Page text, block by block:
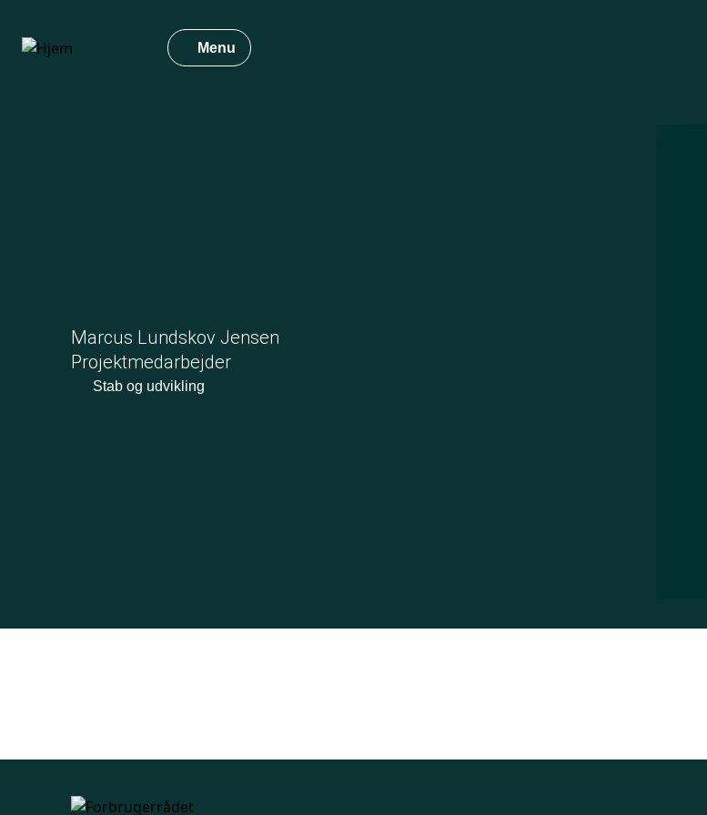
hovedindhold
Menu
Marcus Lundskov Jensen
Projektmedarbejder
Stab og udvikling